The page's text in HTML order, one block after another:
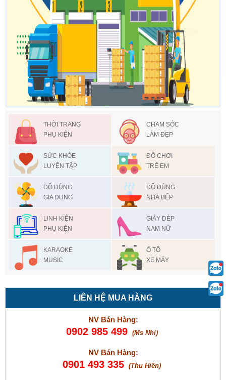
THỜI TRANG
PHỤ KIỆN
CHAM SÓC
LÀM ĐẸP
SỨC KHỎE
LUYỆN TẬP
ĐỒ CHƠI
TRẺ EM
ĐỒ DÙNG
GIA DỤNG
ĐỒ DÙNG
NHÀ BẾP
LINH KIỆN
PHỤ KIỆN
GIÀY DÉP
NAM NỮ
KARAOKE
MUSIC
Ô TÔ
XE MÁY
LIÊN HỆ MUA HÀNG
NV Bán Hàng:
0902 985 499 (Ms Nhi)
NV Bán Hàng:
0901 493 335 (Thu Hiền)